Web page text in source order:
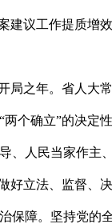
建议工作提质增
局之年。省人
个确立”的决定
、人民当家作主
好立法、监督、
保障。坚持党的